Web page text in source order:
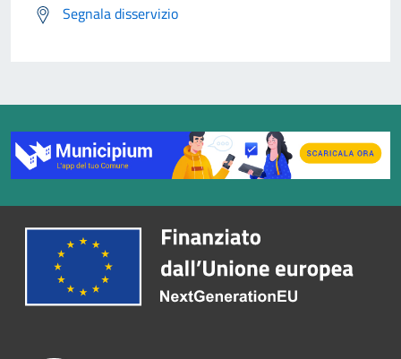
Segnala disservizio